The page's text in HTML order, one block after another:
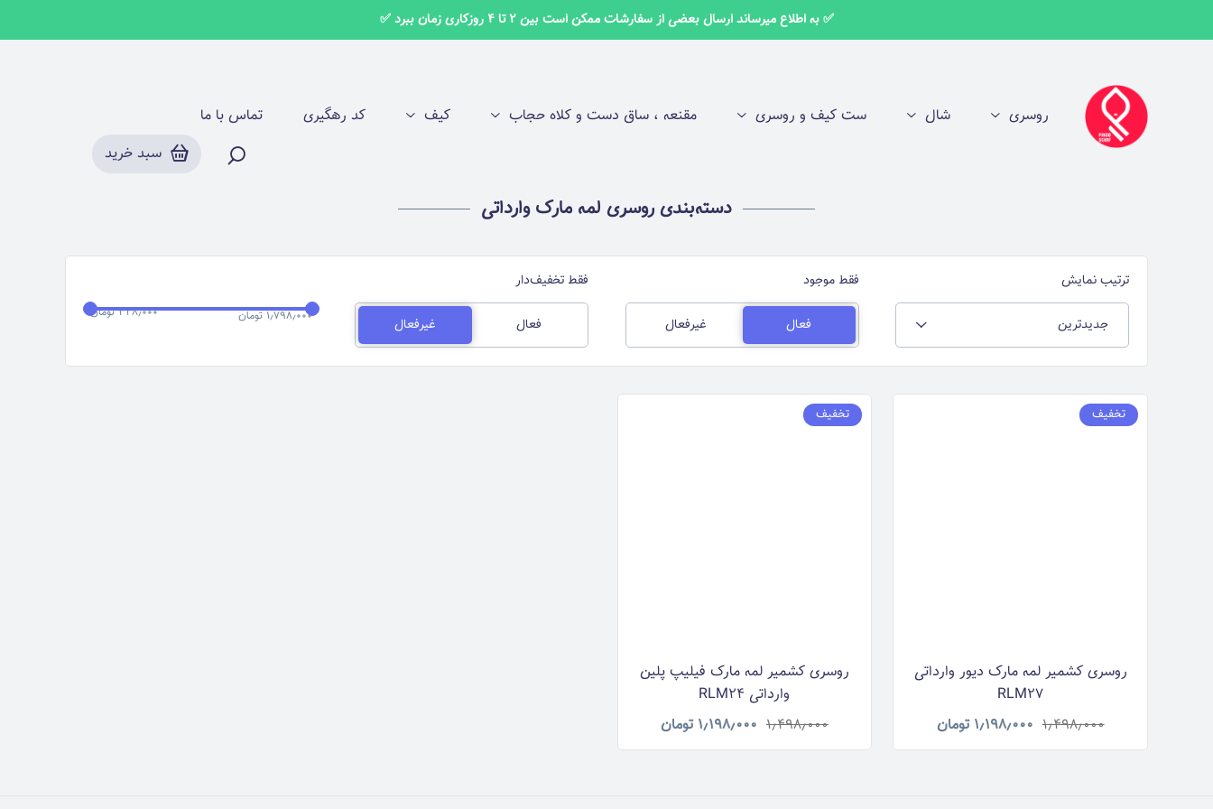
✅ به اطلاع میرساند ارسال بعضی از سفارشات ممکن است بین 2 تا 4 روزکاری زمان ببرد ✅
روسری شال ست کیف و روسری مقنعه ، ساق دست و کلاه حجاب کیف کد رهگیری
تماس با ما
سبد خرید
دسته‌بندی روسری لمه مارک وارداتی
ترتیب نمایش
جدیدترین
فقط موجود
فعال غیرفعال
فقط تخفیف‌دار
فعال غیرفعال
۳۲۸٫۰۰۰ تومان ۱٫۷۹۸٫۰۰۰ تومان
تخفیف
روسری کشمیر لمه مارک دیور وارداتی
RLM27
۱٫۴۹۸٫۰۰۰ ۱٫۱۹۸٫۰۰۰ تومان
تخفیف
روسری کشمیر لمه مارک فیلیپ پلین
وارداتی RLM24
۱٫۴۹۸٫۰۰۰ ۱٫۱۹۸٫۰۰۰ تومان